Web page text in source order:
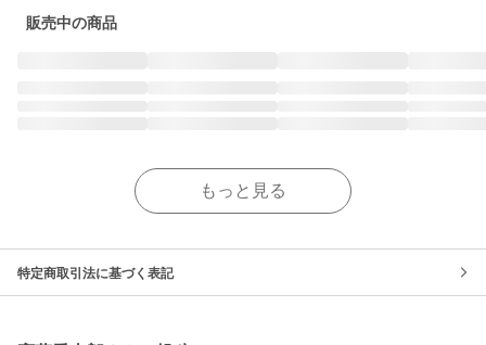
販売中の商品
もっと見る
特定商取引法に基づく表記